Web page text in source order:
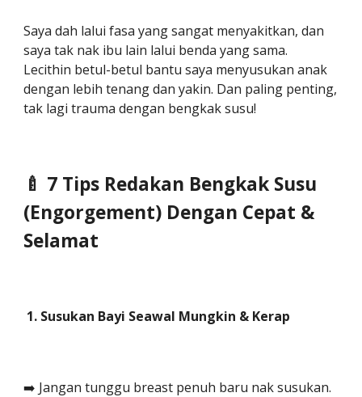
Saya dah lalui fasa yang sangat menyakitkan, dan
saya tak nak ibu lain lalui benda yang sama.
Lecithin betul-betul bantu saya menyusukan anak
dengan lebih tenang dan yakin. Dan paling penting,
tak lagi trauma dengan bengkak susu!
🍼 7 Tips Redakan Bengkak Susu
(Engorgement) Dengan Cepat &
Selamat
1. Susukan Bayi Seawal Mungkin & Kerap
➡️ Jangan tunggu breast penuh baru nak susukan.